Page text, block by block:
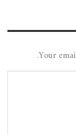
Your